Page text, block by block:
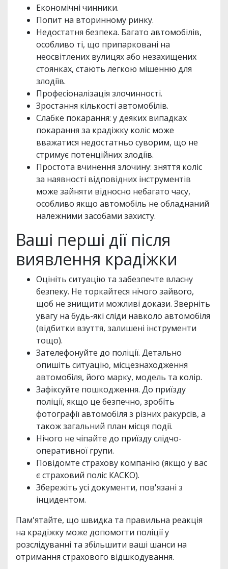
Економічні чинники.
Попит на вторинному ринку.
Недостатня безпека. Багато автомобілів,
особливо ті, що припарковані на
неосвітлених вулицях або незахищених
стоянках, стають легкою мішенню для
злодіїв.
Професіоналізація злочинності.
Зростання кількості автомобілів.
Слабке покарання: у деяких випадках
покарання за крадіжку коліс може
вважатися недостатньо суворим, що не
стримує потенційних злодіїв.
Простота вчинення злочину: зняття коліс
за наявності відповідних інструментів
може зайняти відносно небагато часу,
особливо якщо автомобіль не обладнаний
належними засобами захисту.
Ваші перші дії після
виявлення крадіжки
Оцініть ситуацію та забезпечте власну
безпеку. Не торкайтеся нічого зайвого,
щоб не знищити можливі докази. Зверніть
увагу на будь-які сліди навколо автомобіля
(відбитки взуття, залишені інструменти
тощо).
Зателефонуйте до поліції. Детально
опишіть ситуацію, місцезнаходження
автомобіля, його марку, модель та колір.
Зафіксуйте пошкодження. До приїзду
поліції, якщо це безпечно, зробіть
фотографії автомобіля з різних ракурсів, а
також загальний план місця події.
Нічого не чіпайте до приїзду слідчо-
оперативної групи.
Повідомте страхову компанію (якщо у вас
є страховий поліс КАСКО).
Збережіть усі документи, пов'язані з
інцидентом.
Пам'ятайте, що швидка та правильна реакція
на крадіжку може допомогти поліції у
розслідуванні та збільшити ваші шанси на
отримання страхового відшкодування.